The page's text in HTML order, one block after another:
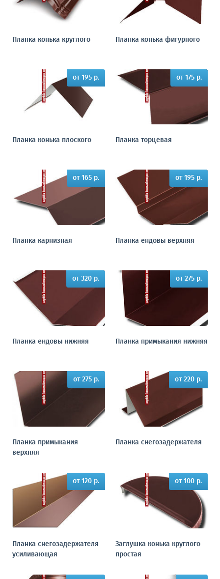
Планка конька круглого Планка конька фигурного
от 195 р.
Планка конька плоского
от 175 р.
Планка торцевая
от 165 р.
Планка карнизная
от 195 р.
Планка ендовы верхняя
от 320 р.
Планка ендовы нижняя
от 275 р.
Планка примыкания нижняя
от 275 р.
Планка примыкания
верхняя
от 220 р.
Планка снегозадержателя
от 120 р.
Планка снегозадержателя
усиливающая
от 100 р.
Заглушка конька круглого
простая